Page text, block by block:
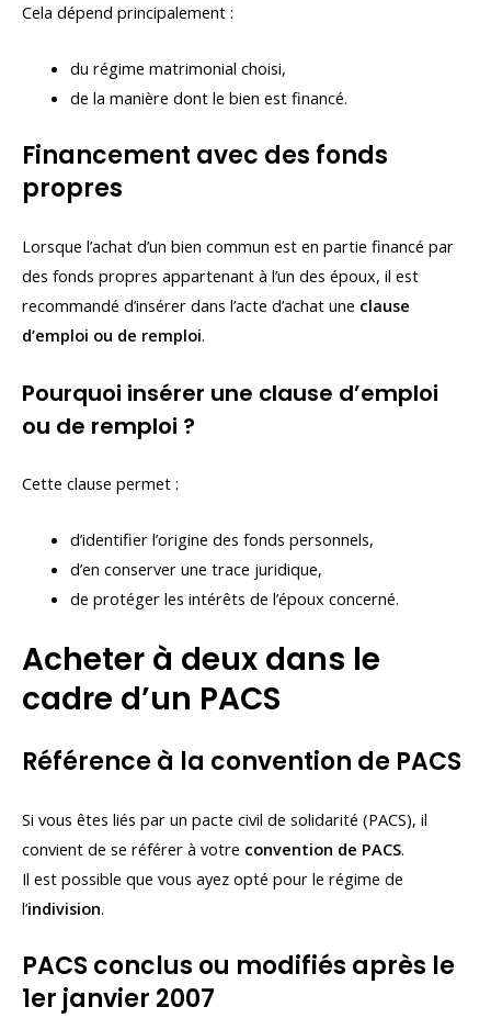
Cela dépend principalement :
du régime matrimonial choisi,
de la manière dont le bien est financé.
Financement avec des fonds
propres
Lorsque l’achat d’un bien commun est en partie financé par
des fonds propres appartenant à l’un des époux, il est
recommandé d’insérer dans l’acte d’achat une clause
d’emploi ou de remploi.
Pourquoi insérer une clause d’emploi
ou de remploi ?
Cette clause permet :
d’identifier l’origine des fonds personnels,
d’en conserver une trace juridique,
de protéger les intérêts de l’époux concerné.
Acheter à deux dans le
cadre d’un PACS
Référence à la convention de PACS
Si vous êtes liés par un pacte civil de solidarité (PACS), il
convient de se référer à votre convention de PACS.
Il est possible que vous ayez opté pour le régime de
l’indivision.
PACS conclus ou modifiés après le
1er janvier 2007